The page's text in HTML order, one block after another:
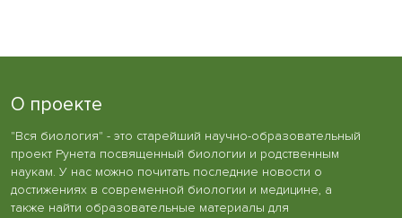
О проекте
"Вся биология" - это старейший научно-образовательный
проект Рунета посвященный биологии и родственным
наукам. У нас можно почитать последние новости о
достижениях в современной биологии и медицине, а
также найти образовательные материалы для